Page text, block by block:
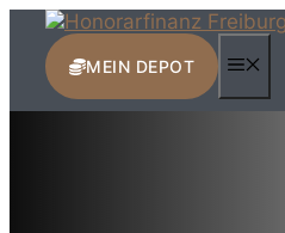
Zum
Inhalt
springenMEIN DEPOT